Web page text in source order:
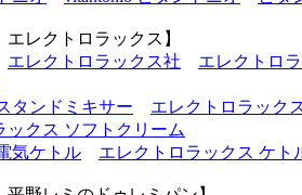
レクトロラックス】
エレクトロラックス社
エレクトロ
タンドミキサー
エレクトロラック
ックス ソフトクリーム
気ケトル
エレクトロラックス ケト